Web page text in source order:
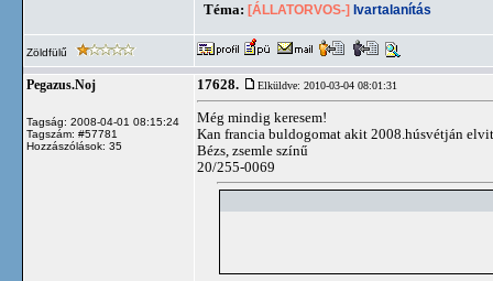
Téma: [ÁLLATORVOS-] Ivartalanítás
Zöldfülű
Pegazus.Noj
Tagság: 2008-04-01 08:15:24
Tagszám: #57781
Hozzászólások: 35
17628. Elküldve: 2010-03-04 08:01:31
Még mindig keresem!
Kan francia buldogomat akit 2008.húsvétján
Bézs, zsemle színű
20/255-0069